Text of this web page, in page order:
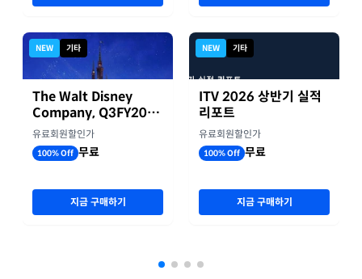
NEW 기타
The Walt Disney
Company, Q3FY2026
실적자료
유료회원할인가
100% Off 무료
지금 구매하기
NEW 기타
ITV 2026 상반기 실적
리포트
유료회원할인가
100% Off 무료
지금 구매하기